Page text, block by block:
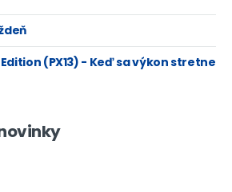
Edition (PX13) - Keď sa výkon stretne